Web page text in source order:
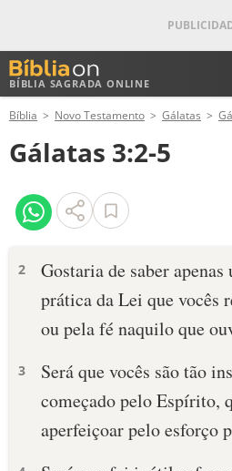
BÍBLIA SAGRADA ONLINE
ANTIGO TESTAMENTO
NOVO TESTAMENTO
VERSÍCULOS
PALAVRA DO DIA
DEVOCIONAL DIÁRIO
10 MANDAMENTOS
Bíblia Novo Testamento Gálatas
Gálatas 3:2-5
2
Gostaria de saber
prática da Lei que vocês
ou pela fé naquilo que
3
Será que vocês são tão
começado pelo Espírito,
aperfeiçoar pelo esforço